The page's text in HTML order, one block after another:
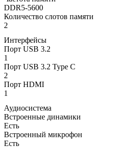
DDR5-5600
Количество слотов памяти
2
Интерфейсы
Порт USB 3.2
1
Порт USB 3.2 Type C
2
Порт HDMI
1
Аудиосистема
Встроенные динамики
Есть
Встроенный микрофон
Есть